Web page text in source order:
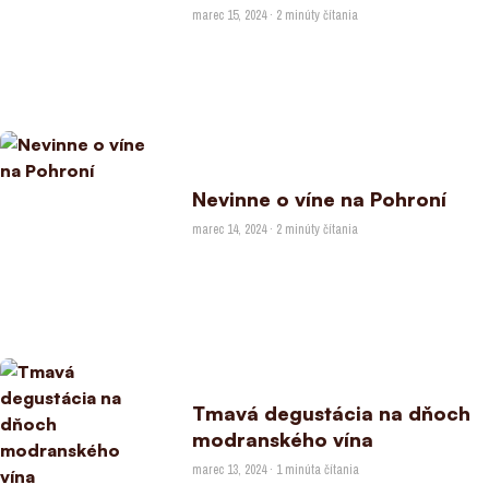
marec 15, 2024 · 2 minúty čítania
Nevinne o víne na Pohroní
marec 14, 2024 · 2 minúty čítania
Tmavá degustácia na dňoch
modranského vína
marec 13, 2024 · 1 minúta čítania